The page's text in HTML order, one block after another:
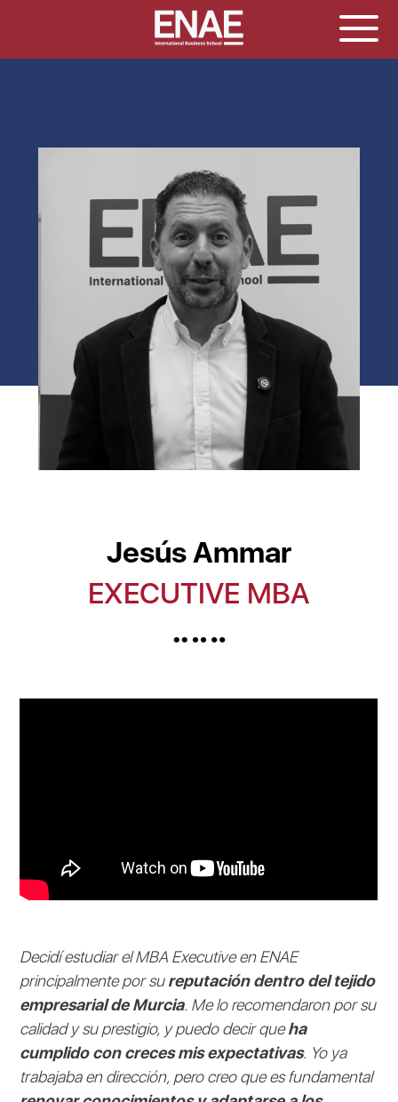
Jesús Ammar
EXECUTIVE MBA
Decidí estudiar el MBA Executive en ENAE
principalmente por sureputación dentro del tejido
empresarial de Murcia. Me lo recomendaron por su
calidad y su prestigio, y puedo decir queha
cumplido con creces mis expectativas. Yo ya
trabajaba en dirección, pero creo que es fundamental